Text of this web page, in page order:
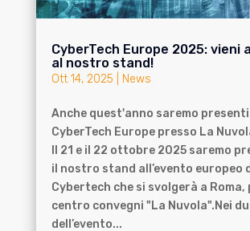
CyberTech Europe 2025: vieni
al nostro stand!
Ott 14, 2025 News
Anche quest'anno saremo
CyberTech Europe presso La
Il 21 e il 22 ottobre 2025 saremo
il nostro stand all’evento europeo
Cybertech che si svolgerà a Roma,
centro convegni "La Nuvola".Nei
dell’evento...